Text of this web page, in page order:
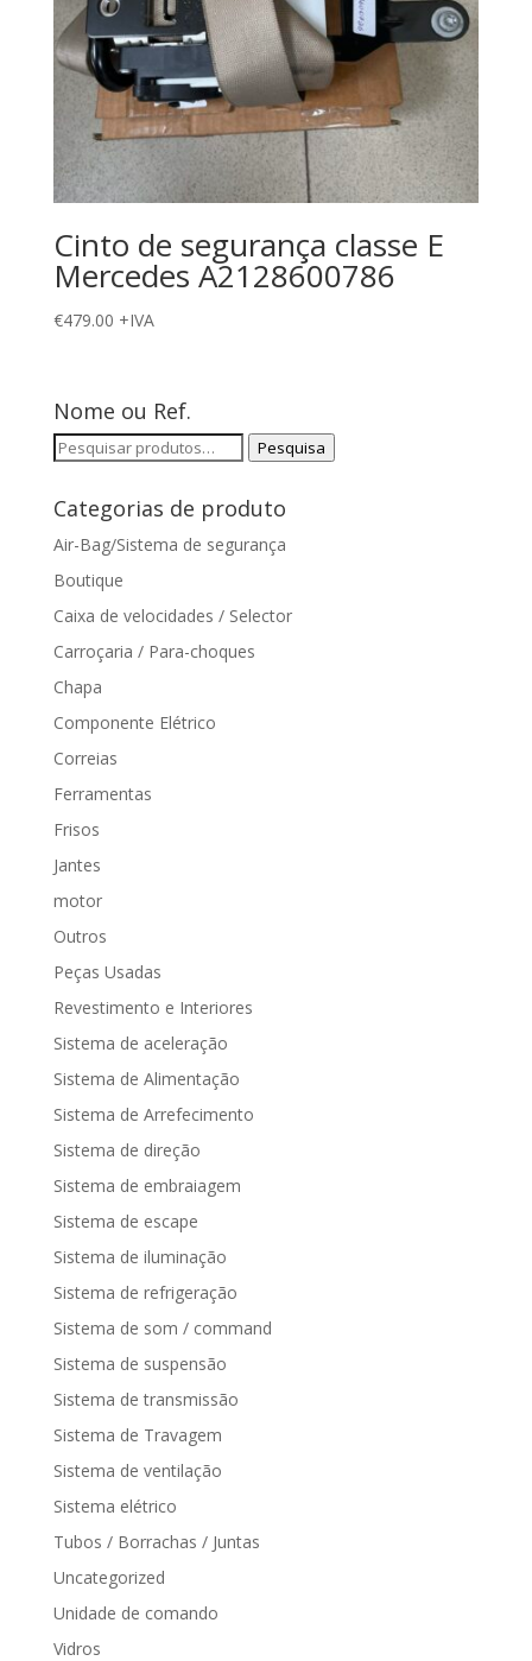
Cinto de segurança classe E
Mercedes A2128600786
€479.00 +IVA
Nome ou Ref.
Pesquisar
Pesquisa
Categorias de produto
Air-Bag/Sistema de segurança
Boutique
Caixa de velocidades / Selector
Carroçaria / Para-choques
Chapa
Componente Elétrico
Correias
Ferramentas
Frisos
Jantes
motor
Outros
Peças Usadas
Revestimento e Interiores
Sistema de aceleração
Sistema de Alimentação
Sistema de Arrefecimento
Sistema de direção
Sistema de embraiagem
Sistema de escape
Sistema de iluminação
Sistema de refrigeração
Sistema de som / command
Sistema de suspensão
Sistema de transmissão
Sistema de Travagem
Sistema de ventilação
Sistema elétrico
Tubos / Borrachas / Juntas
Uncategorized
Unidade de comando
Vidros